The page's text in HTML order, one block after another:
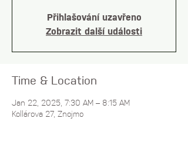
Přihlašování uzavřeno
Zobrazit další události
Time & Location
Jan 22, 2025, 7:30 AM – 8:15 AM
Kollárova 27, Znojmo